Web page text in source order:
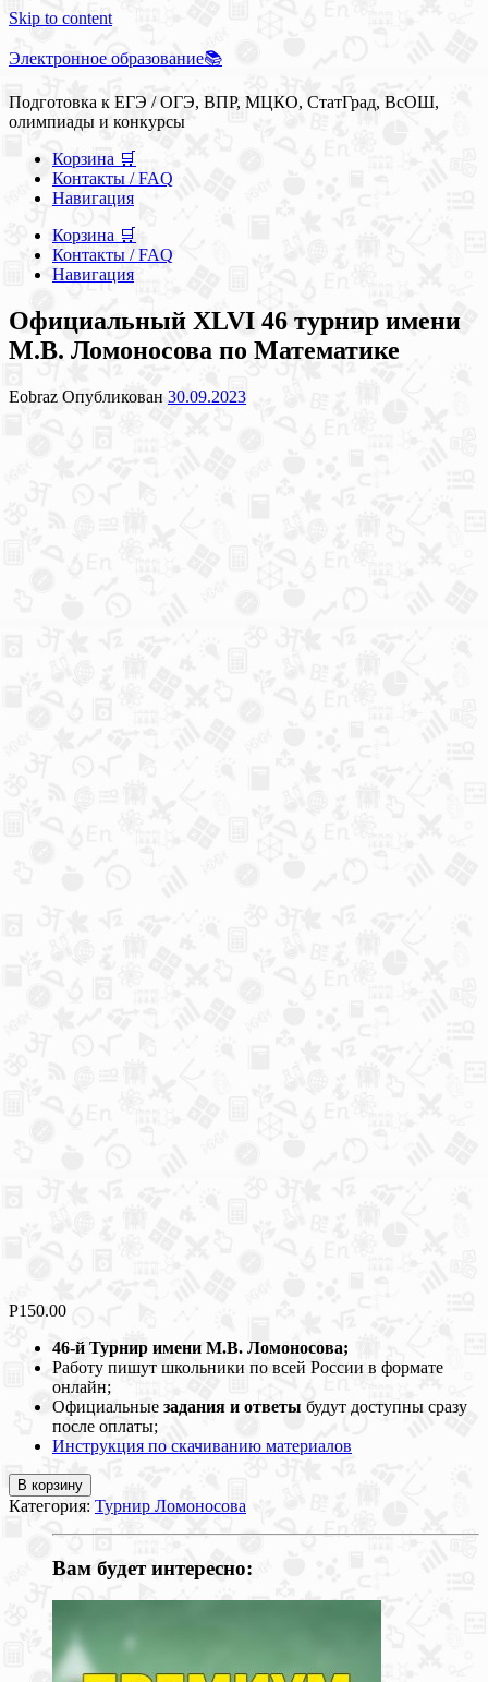
Skip to content
Электронное образование📚
Подготовка к ЕГЭ / ОГЭ, ВПР, МЦКО, СтатГрад, ВсОШ,
олимпиады и конкурсы
Корзина 🛒
Контакты / FAQ
Навигация
Корзина 🛒
Контакты / FAQ
Навигация
Официальный XLVI 46 турнир имени
М.В. Ломоносова по Математике
Eobraz Опубликован 30.09.2023
Р150.00
46-й Турнир имени М.В. Ломоносова;
Работу пишут школьники по всей России в формате
онлайн;
Официальные задания и ответы будут доступны сразу
после оплаты;
Инструкция по скачиванию материалов
В корзину
Категория: Турнир Ломоносова
Вам будет интересно: